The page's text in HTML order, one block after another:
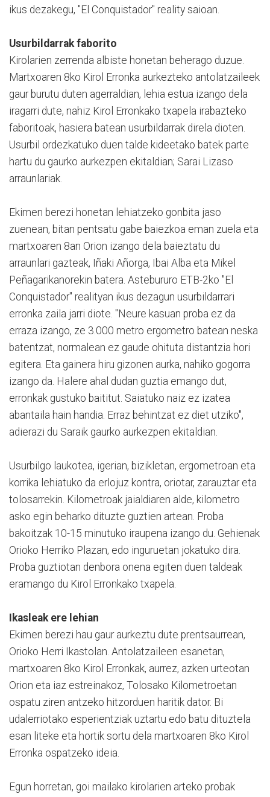
ikus dezakegu, "El Conquistador" reality saioan.
Usurbildarrak faborito
Kirolarien zerrenda albiste honetan beherago duzue.
Martxoaren 8ko Kirol Erronka aurkezteko antolatzaileek
gaur burutu duten agerraldian, lehia estua izango dela
iragarri dute, nahiz Kirol Erronkako txapela irabazteko
faboritoak, hasiera batean usurbildarrak direla dioten.
Usurbil ordezkatuko duen talde kideetako batek parte
hartu du gaurko aurkezpen ekitaldian; Sarai Lizaso
arraunlariak.
Ekimen berezi honetan lehiatzeko gonbita jaso
zuenean, bitan pentsatu gabe baiezkoa eman zuela eta
martxoaren 8an Orion izango dela baieztatu du
arraunlari gazteak, Iñaki Añorga, Ibai Alba eta Mikel
Peñagarikanorekin batera. Astebururo ETB-2ko "El
Conquistador" realityan ikus dezagun usurbildarrari
erronka zaila jarri diote. "Neure kasuan proba ez da
erraza izango, ze 3.000 metro ergometro batean neska
batentzat, normalean ez gaude ohituta distantzia hori
egitera. Eta gainera hiru gizonen aurka, nahiko gogorra
izango da. Halere ahal dudan guztia emango dut,
erronkak gustuko baititut. Saiatuko naiz ez izatea
abantaila hain handia. Erraz behintzat ez diet utziko",
adierazi du Saraik gaurko aurkezpen ekitaldian.
Usurbilgo laukotea, igerian, bizikletan, ergometroan eta
korrika lehiatuko da erlojuz kontra, oriotar, zarauztar eta
tolosarrekin. Kilometroak jaialdiaren alde, kilometro
asko egin beharko dituzte guztien artean. Proba
bakoitzak 10-15 minutuko iraupena izango du. Gehienak
Orioko Herriko Plazan, edo inguruetan jokatuko dira.
Proba guztiotan denbora onena egiten duen taldeak
eramango du Kirol Erronkako txapela.
Ikasleak ere lehian
Ekimen berezi hau gaur aurkeztu dute prentsaurrean,
Orioko Herri Ikastolan. Antolatzaileen esanetan,
martxoaren 8ko Kirol Erronkak, aurrez, azken urteotan
Orion eta iaz estreinakoz, Tolosako Kilometroetan
ospatu ziren antzeko hitzorduen haritik dator. Bi
udalerriotako esperientziak uztartu edo batu dituztela
esan liteke eta hortik sortu dela martxoaren 8ko Kirol
Erronka ospatzeko ideia.
Egun horretan, goi mailako kirolarien arteko probak